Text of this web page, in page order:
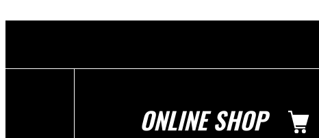
ONLINE SHOP